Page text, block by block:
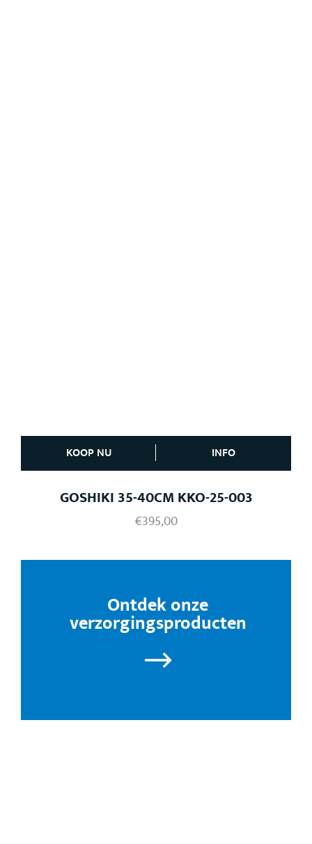
KOOP NU INFO
GOSHIKI 35-40CM KKO-25-003
€395,00
Ontdek onze
verzorgingsproducten